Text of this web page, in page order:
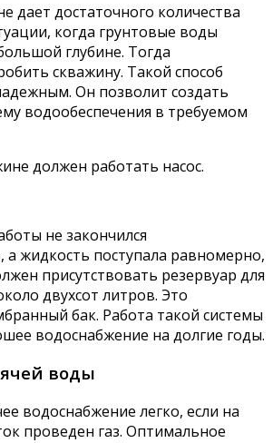
дает достаточного количества
когда грунтовые воды
глубине. Тогда
скважину. Такой способ
Он позволит создать
водообеспечения в требуемом
должен работать насос.
не закончился
жидкость поступала равномерно,
присутствовать резервуар для
двухсот литров. Это
бак. Работа такой системы
водоснабжение на долгие годы.
воды
водоснабжение легко, если на
проведен газ. Оптимальное